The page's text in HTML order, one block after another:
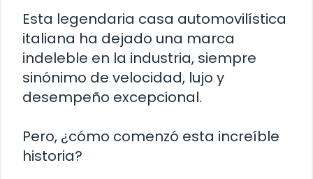
Esta legendaria casa automovilística
italiana ha dejado una marca
indeleble en la industria, siempre
sinónimo de velocidad, lujo y
desempeño excepcional.
Pero, ¿cómo comenzó esta increíble
historia?